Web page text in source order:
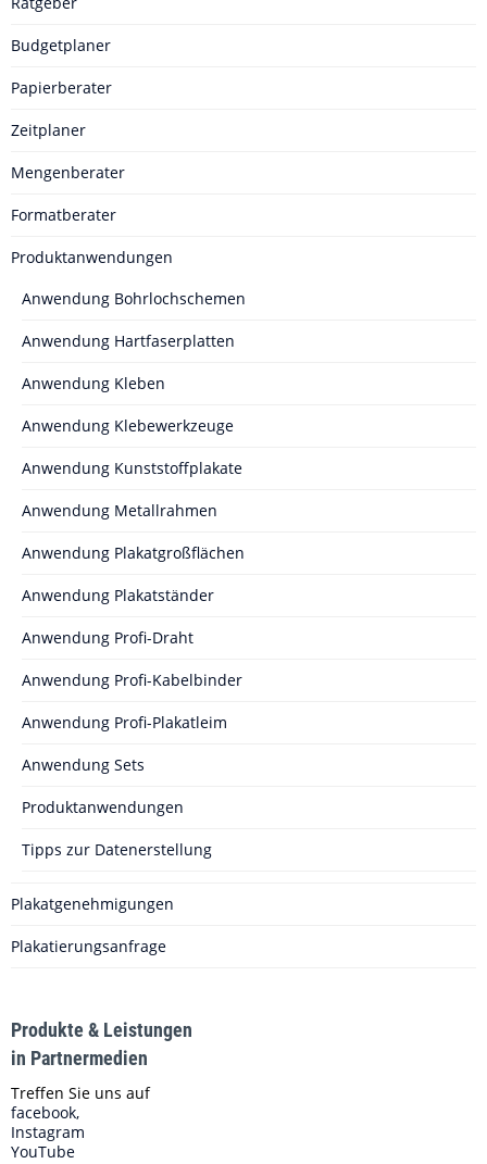
Budgetplaner
Papierberater
Zeitplaner
Mengenberater
Formatberater
Produktanwendungen
Anwendung Bohrlochschemen
Anwendung Hartfaserplatten
Anwendung Kleben
Anwendung Klebewerkzeuge
Anwendung Kunststoffplakate
Anwendung Metallrahmen
Anwendung Plakatgroßflächen
Anwendung Plakatständer
Anwendung Profi-Draht
Anwendung Profi-Kabelbinder
Anwendung Profi-Plakatleim
Anwendung Sets
Produktanwendungen
Tipps zur Datenerstellung
Plakatgenehmigungen
Plakatierungsanfrage
Produkte & Leistungen
in Partnermedien
Treffen Sie uns auf
facebook,
Instagram
YouTube